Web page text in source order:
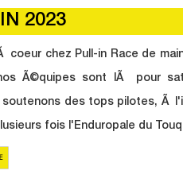
2023
coeur chez Pull-in Race de
Ã©quipes sont lÃ pour
soutenons des tops pilotes, Ã
fois l'Enduropale du